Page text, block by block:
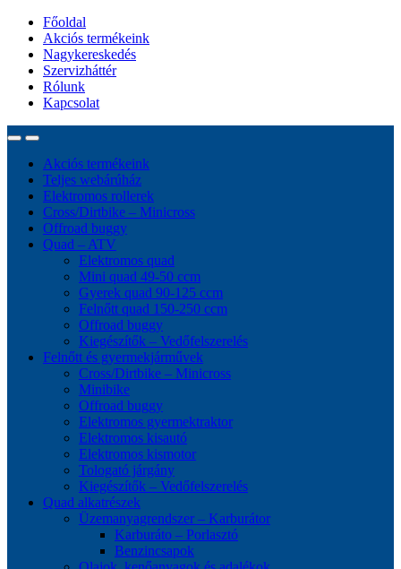
Főoldal
Akciós termékeink
Nagykereskedés
Szervizháttér
Rólunk
Kapcsolat
Akciós termékeink
Teljes webárúház
Elektromos rollerek
Cross/Dirtbike – Minicross
Offroad buggy
Quad – ATV
Elektromos quad
Mini quad 49-50 ccm
Gyerek quad 90-125 ccm
Felnőtt quad 150-250 ccm
Offroad buggy
Kiegészítők – Vedőfelszerelés
Felnőtt és gyermekjárművek
Cross/Dirtbike – Minicross
Minibike
Offroad buggy
Elektromos gyermektraktor
Elektromos kisautó
Elektromos kismotor
Tologató járgány
Kiegészítők – Vedőfelszerelés
Quad alkatrészek
Üzemanyagrendszer – Karburátor
Karburáto – Porlasztó
Benzincsapok